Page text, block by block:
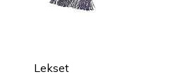
Lekset